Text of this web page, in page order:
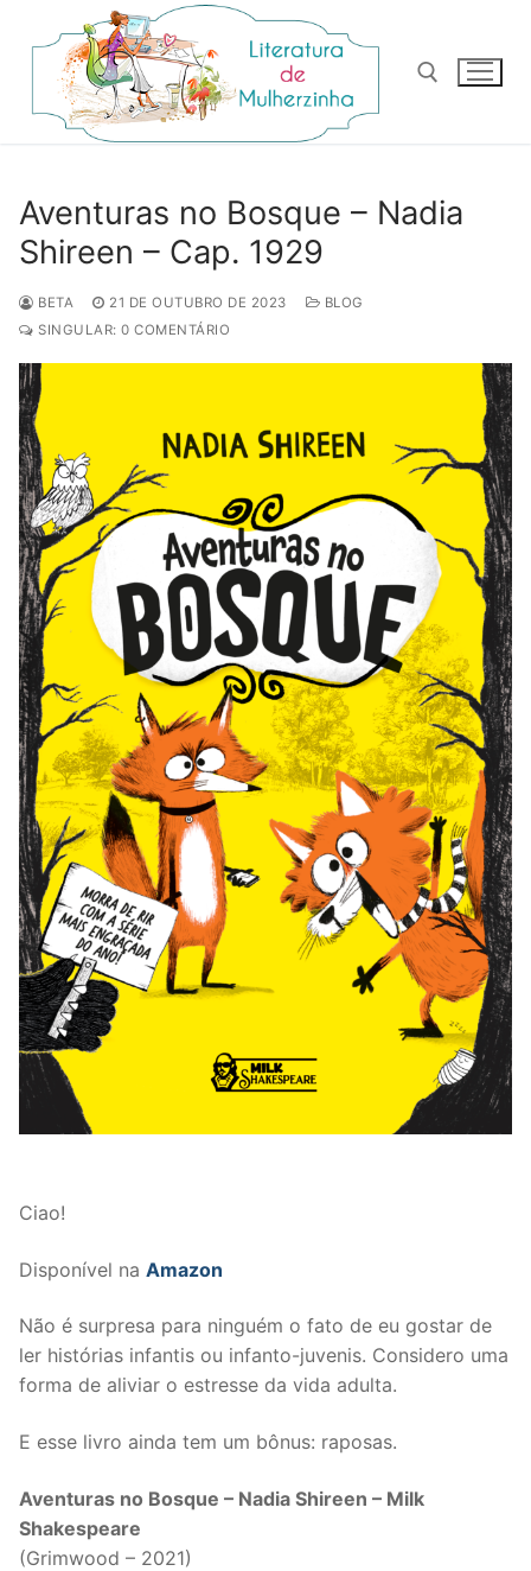
para
conteúdo
Aventuras no Bosque – Nadia
Shireen – Cap. 1929
BETA 21 DE OUTUBRO DE 2023
BLOG
SINGULAR: 0 COMENTÁRIO
Ciao!
Disponível na Amazon
Não é surpresa para ninguém o fato de eu gostar de
ler histórias infantis ou infanto-juvenis. Considero uma
forma de aliviar o estresse da vida adulta.
E esse livro ainda tem um bônus: raposas.
Aventuras no Bosque – Nadia Shireen – Milk
Shakespeare
(Grimwood – 2021)